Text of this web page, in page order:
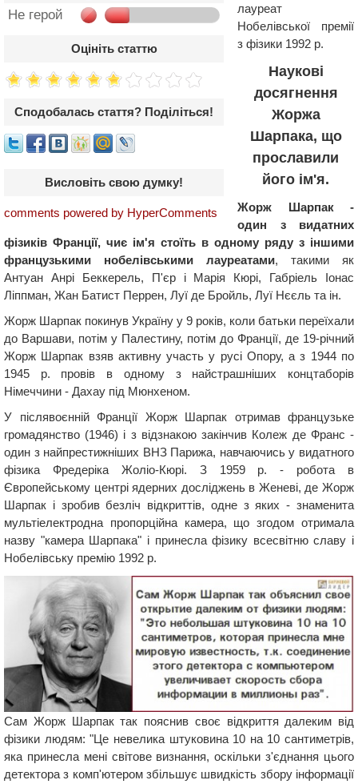
Не герой
Оцініть статтю
Сподобалась стаття? Поділіться!
Висловіть свою думку!
comments powered by HyperComments
лауреат
Нобелівської премії
з фізики 1992 р.
Наукові
досягнення
Жоржа
Шарпака, що
прославили
його ім'я.
Жорж Шарпак -
один з видатних
фізиків Франції, чиє ім'я стоїть в одному ряду з іншими
французькими нобелівськими лауреатами, такими як
Антуан Анрі Беккерель, П'єр і Марія Кюрі, Габріель Іонас
Ліппман, Жан Батист Перрен, Луї де Бройль, Луї Нєєль та ін.
Жорж Шарпак покинув Україну у 9 років, коли батьки переїхали
до Варшави, потім у Палестину, потім до Франції, де 19-річний
Жорж Шарпак взяв активну участь у русі Опору, а з 1944 по
1945 р. провів в одному з найстрашніших концтаборів
Німеччини - Дахау під Мюнхеном.
У післявоєнній Франції Жорж Шарпак отримав французьке
громадянство (1946) і з відзнакою закінчив Колеж де Франс -
один з найпрестижніших ВНЗ Парижа, навчаючись у видатного
фізика Фредеріка Жоліо-Кюрі. З 1959 р. - робота в
Європейському центрі ядерних досліджень в Женеві, де Жорж
Шарпак і зробив безліч відкриттів, одне з яких - знаменита
мультіелектродна пропорційна камера, що згодом отримала
назву "камера Шарпака" і принесла фізику всесвітню славу і
Нобелівську премію 1992 р.
Сам Жорж Шарпак так пояснив своє відкриття далеким від
фізики людям: "Це невелика штуковина 10 на 10 сантиметрів,
яка принесла мені світове визнання, оскільки з'єднання цього
детектора з комп'ютером збільшує швидкість збору інформації